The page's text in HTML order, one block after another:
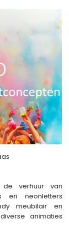
de verhuur van
en neonletters
meubilair en
animaties